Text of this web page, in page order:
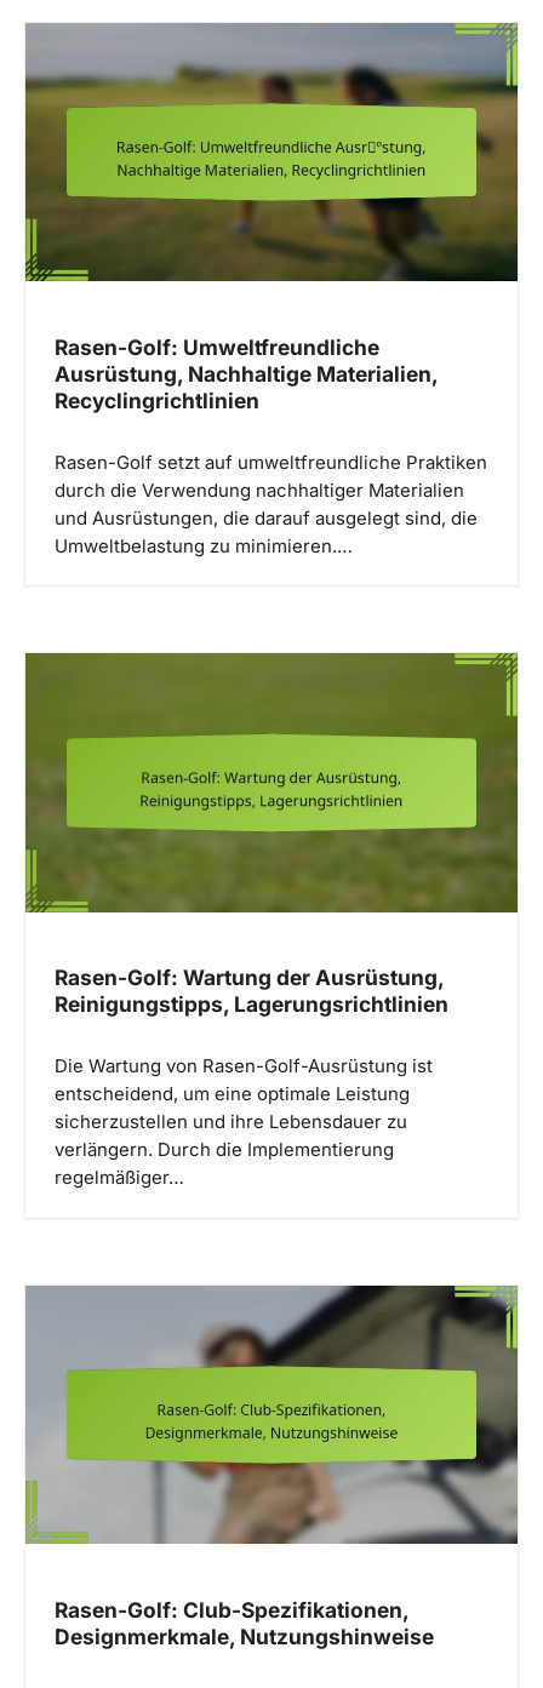
v
g
o
n
Rasen-Golf: Umweltfreundliche
Ausrüstung, Nachhaltige Materialien,
Recyclingrichtlinien
Rasen-Golf setzt auf umweltfreundliche Praktiken
durch die Verwendung nachhaltiger Materialien
und Ausrüstungen, die darauf ausgelegt sind, die
Umweltbelastung zu minimieren.…
Rasen-Golf: Wartung der Ausrüstung,
Reinigungstipps, Lagerungsrichtlinien
Die Wartung von Rasen-Golf-Ausrüstung ist
entscheidend, um eine optimale Leistung
sicherzustellen und ihre Lebensdauer zu
verlängern. Durch die Implementierung
regelmäßiger…
Rasen-Golf: Club-Spezifikationen,
Designmerkmale, Nutzungshinweise